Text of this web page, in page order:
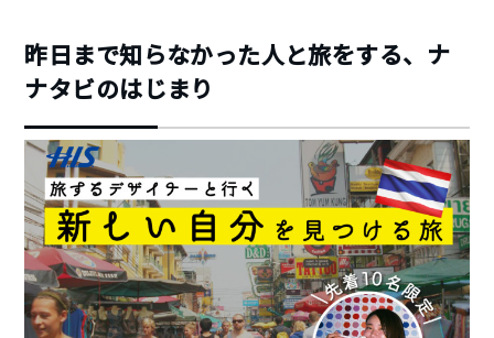
昨日まで知らなかった人と旅をする、ナ
ナタビのはじまり